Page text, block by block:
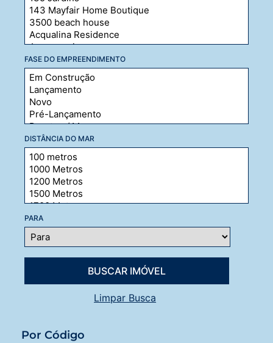
FASE DO EMPREENDIMENTO
DISTÂNCIA DO MAR
PARA
Limpar Busca
Por Código